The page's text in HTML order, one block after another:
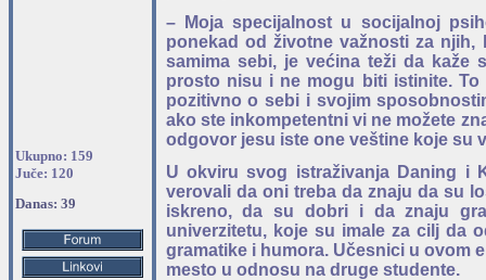
Ukupno: 159
Juče: 120
Danas: 39
– Moja specijalnost u socijalnoj
ponekad od životne važnosti za njih,
samima sebi, je većina teži da kaže
prosto nisu i ne mogu biti istinite.
pozitivno o sebi i svojim
ako ste inkompetentni vi ne možete
odgovor jesu iste one veštine koje su
U okviru svog istraživanja Daning i
verovali da oni treba da znaju da su
iskreno, da su dobri i da znaju
univerzitetu, koje su imale za cilj da
gramatike i humora. Učesnici u ovom
mesto u odnosu na druge studente.